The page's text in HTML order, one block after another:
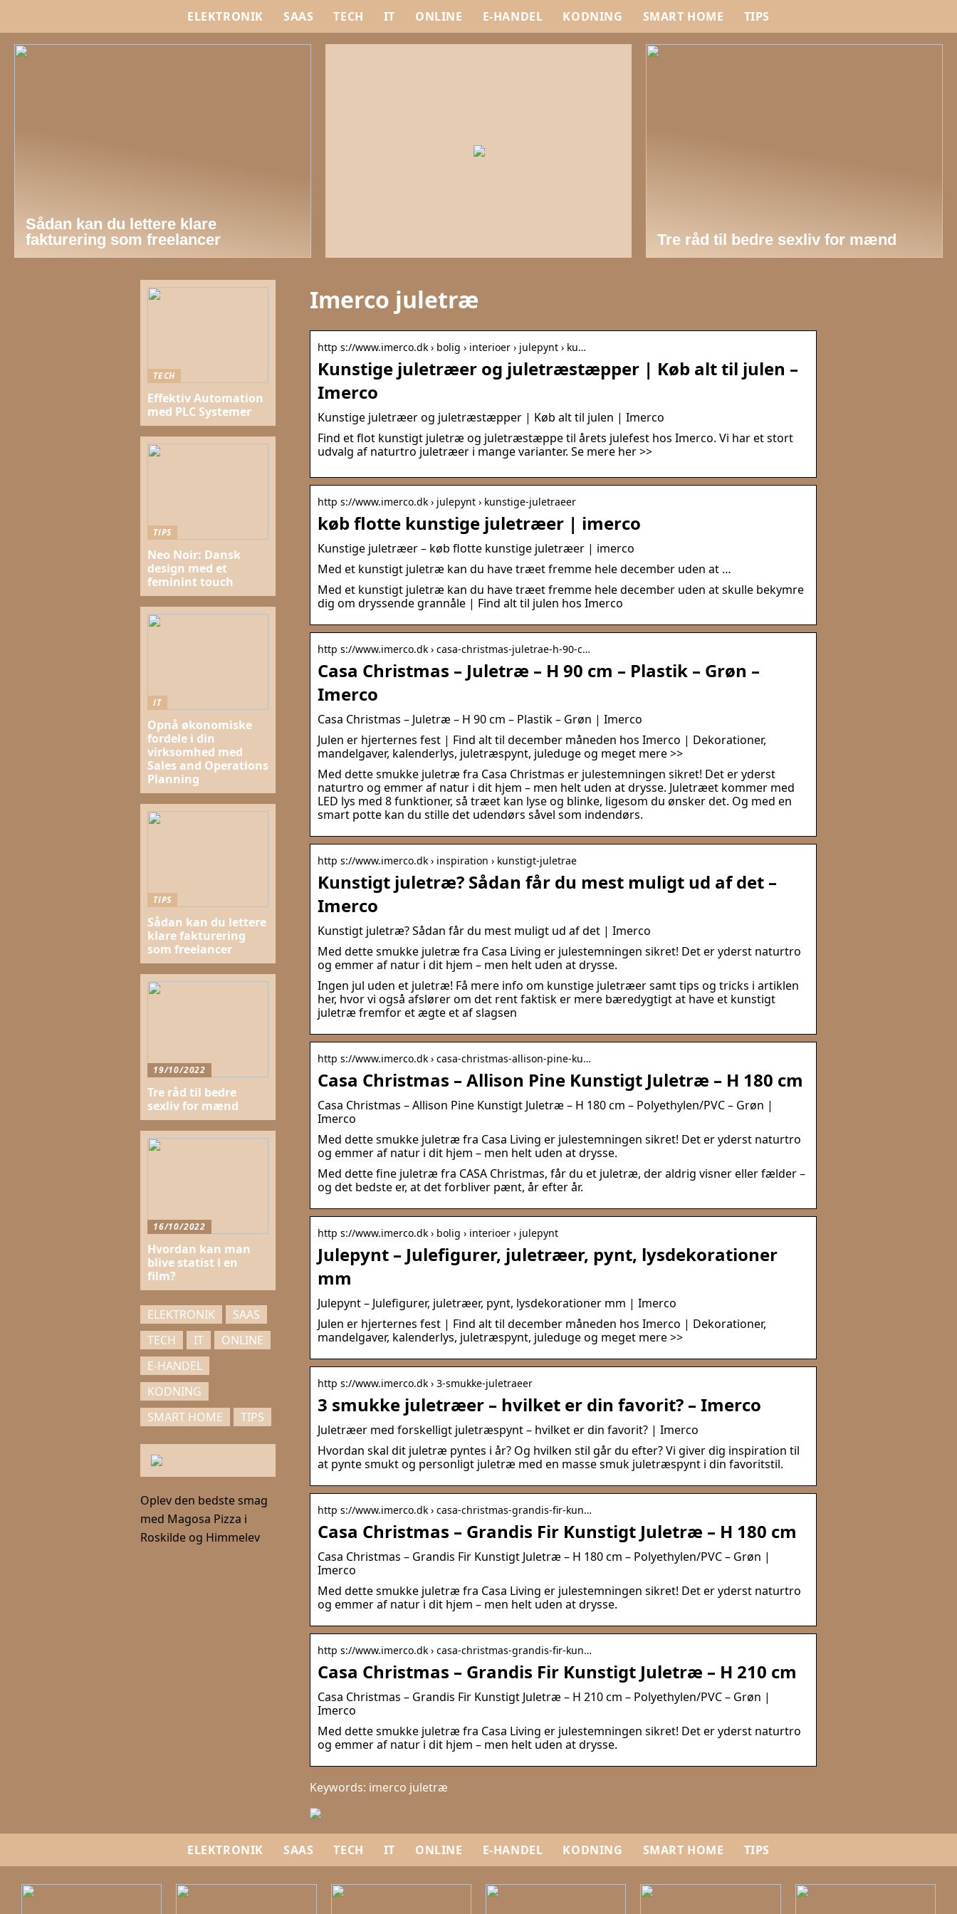
ELEKTRONIK SAAS TECH IT ONLINE E-HANDEL KODNING SMART HOME TIPS
Sådan kan du lettere klare
fakturering som freelancer
Tre råd til bedre sexliv for mænd
Imerco juletræ
http s://www.imerco.dk › bolig › interioer › julepynt › ku…
Kunstige juletræer og juletræstæpper | Køb alt til julen –
Imerco
Kunstige juletræer og juletræstæpper | Køb alt til julen | Imerco
Find et flot kunstigt juletræ og juletræstæppe til årets julefest hos Imerco. Vi har et stort
udvalg af naturtro juletræer i mange varianter. Se mere her >>
http s://www.imerco.dk › julepynt › kunstige-juletraeer
køb flotte kunstige juletræer | imerco
Kunstige juletræer – køb flotte kunstige juletræer | imerco
Med et kunstigt juletræ kan du have træet fremme hele december uden at …
Med et kunstigt juletræ kan du have træet fremme hele december uden at skulle bekymre
dig om dryssende grannåle | Find alt til julen hos Imerco
http s://www.imerco.dk › casa-christmas-juletrae-h-90-c…
Casa Christmas – Juletræ – H 90 cm – Plastik – Grøn –
Imerco
Casa Christmas – Juletræ – H 90 cm – Plastik – Grøn | Imerco
Julen er hjerternes fest | Find alt til december måneden hos Imerco | Dekorationer,
mandelgaver, kalenderlys, juletræspynt, juleduge og meget mere >>
Med dette smukke juletræ fra Casa Christmas er julestemningen sikret! Det er yderst
naturtro og emmer af natur i dit hjem – men helt uden at drysse. Juletræet kommer med
LED lys med 8 funktioner, så træet kan lyse og blinke, ligesom du ønsker det. Og med en
smart potte kan du stille det udendørs såvel som indendørs.
http s://www.imerco.dk › inspiration › kunstigt-juletrae
Kunstigt juletræ? Sådan får du mest muligt ud af det –
Imerco
Kunstigt juletræ? Sådan får du mest muligt ud af det | Imerco
Med dette smukke juletræ fra Casa Living er julestemningen sikret! Det er yderst naturtro
og emmer af natur i dit hjem – men helt uden at drysse.
Ingen jul uden et juletræ! Få mere info om kunstige juletræer samt tips og tricks i artiklen
her, hvor vi også afslører om det rent faktisk er mere bæredygtigt at have et kunstigt
juletræ fremfor et ægte et af slagsen
http s://www.imerco.dk › casa-christmas-allison-pine-ku…
Casa Christmas – Allison Pine Kunstigt Juletræ – H 180 cm
Casa Christmas – Allison Pine Kunstigt Juletræ – H 180 cm – Polyethylen/PVC – Grøn |
Imerco
Med dette smukke juletræ fra Casa Living er julestemningen sikret! Det er yderst naturtro
og emmer af natur i dit hjem – men helt uden at drysse.
Med dette fine juletræ fra CASA Christmas, får du et juletræ, der aldrig visner eller fælder –
og det bedste er, at det forbliver pænt, år efter år.
http s://www.imerco.dk › bolig › interioer › julepynt
Julepynt – Julefigurer, juletræer, pynt, lysdekorationer
mm
Julepynt – Julefigurer, juletræer, pynt, lysdekorationer mm | Imerco
Julen er hjerternes fest | Find alt til december måneden hos Imerco | Dekorationer,
mandelgaver, kalenderlys, juletræspynt, juleduge og meget mere >>
http s://www.imerco.dk › 3-smukke-juletraeer
3 smukke juletræer – hvilket er din favorit? – Imerco
Juletræer med forskelligt juletræspynt – hvilket er din favorit? | Imerco
Hvordan skal dit juletræ pyntes i år? Og hvilken stil går du efter? Vi giver dig inspiration til
at pynte smukt og personligt juletræ med en masse smuk juletræspynt i din favoritstil.
http s://www.imerco.dk › casa-christmas-grandis-fir-kun…
Casa Christmas – Grandis Fir Kunstigt Juletræ – H 180 cm
Casa Christmas – Grandis Fir Kunstigt Juletræ – H 180 cm – Polyethylen/PVC – Grøn |
Imerco
Med dette smukke juletræ fra Casa Living er julestemningen sikret! Det er yderst naturtro
og emmer af natur i dit hjem – men helt uden at drysse.
http s://www.imerco.dk › casa-christmas-grandis-fir-kun…
Casa Christmas – Grandis Fir Kunstigt Juletræ – H 210 cm
Casa Christmas – Grandis Fir Kunstigt Juletræ – H 210 cm – Polyethylen/PVC – Grøn |
Imerco
Med dette smukke juletræ fra Casa Living er julestemningen sikret! Det er yderst naturtro
og emmer af natur i dit hjem – men helt uden at drysse.
Keywords: imerco juletræ
TECH
Effektiv Automation
med PLC Systemer
TIPS
Neo Noir: Dansk
design med et
feminint touch
IT
Opnå økonomiske
fordele i din
virksomhed med
Sales and Operations
Planning
TIPS
Sådan kan du lettere
klare fakturering
som freelancer
19/10/2022
Tre råd til bedre
sexliv for mænd
16/10/2022
Hvordan kan man
blive statist i en
film?
ELEKTRONIK
SAAS
TECH
IT
ONLINE
E-HANDEL
KODNING
SMART HOME
TIPS
Oplev den bedste smag
med Magosa Pizza i
Roskilde og Himmelev
ELEKTRONIK SAAS TECH IT ONLINE E-HANDEL KODNING SMART HOME TIPS